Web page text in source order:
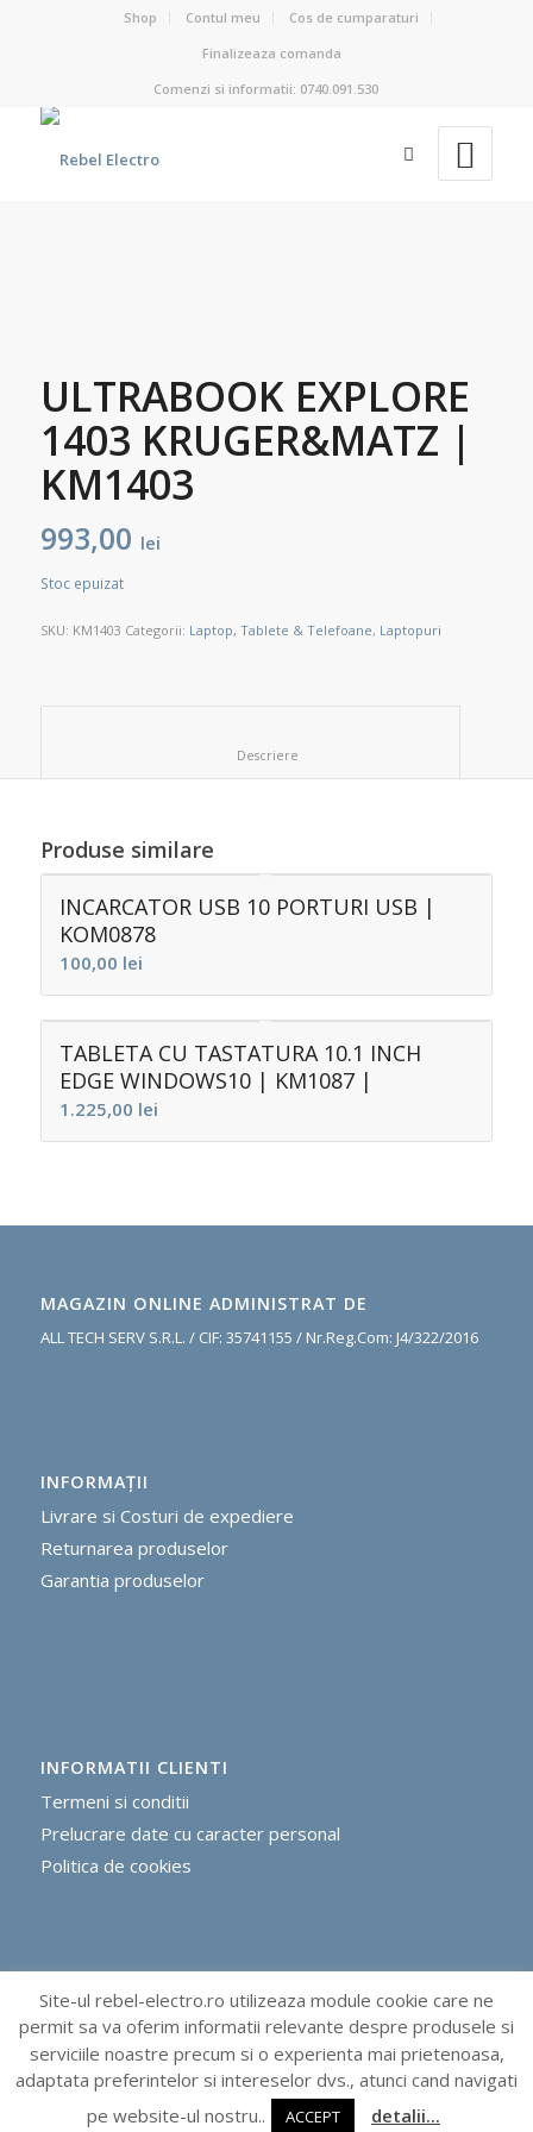
Shop Contul meu
Cos de cumparaturi
Finalizeaza comanda
Comenzi si informatii: 0740.091.530
ULTRABOOK EXPLORE
1403 KRUGER&MATZ |
KM1403
993,00 lei
Stoc epuizat
SKU: KM1403 Categorii: Laptop, Tablete & Telefoane, Laptopuri
Produse similare
INCARCATOR USB 10 PORTURI USB |
KOM0878
100,00 lei
TABLETA CU TASTATURA 10.1 INCH
EDGE WINDOWS10 | KM1087 |
1.225,00 lei
MAGAZIN ONLINE ADMINISTRAT DE
ALL TECH SERV S.R.L. / CIF: 35741155 / Nr.Reg.Com: J4/322/2016
INFORMAŢII
Livrare si Costuri de expediere
Returnarea produselor
Garantia produselor
INFORMATII CLIENTI
Termeni si conditii
Prelucrare date cu caracter personal
Politica de cookies
METODE DE PLATA
Site-ul rebel-electro.ro utilizeaza module cookie care ne
permit sa va oferim informatii relevante despre produsele si
serviciile noastre precum si o experienta mai prietenoasa,
adaptata preferintelor si intereselor dvs., atunci cand navigati
pe website-ul nostru..
ACCEPT detalii...